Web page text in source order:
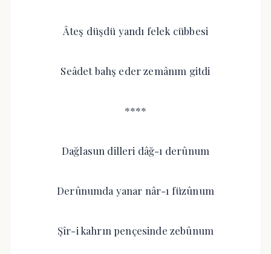
Âteş düşdü yandı felek cübbesi
Seâdet bahş eder zemânım gitdi
****
Dağlasun dilleri dâğ-ı derûnum
Derûnumda yanar nâr-ı füzûnum
Şîr-i kahrın pençesinde zebûnum